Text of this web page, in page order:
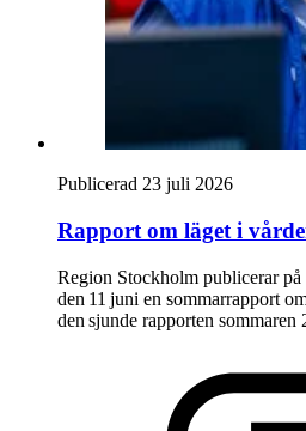
Publicerad 23 juli 2026
Rapport om läget i
Region Stockholm publicerar på
den 11 juni en sommarrapport
den sjunde rapporten sommaren